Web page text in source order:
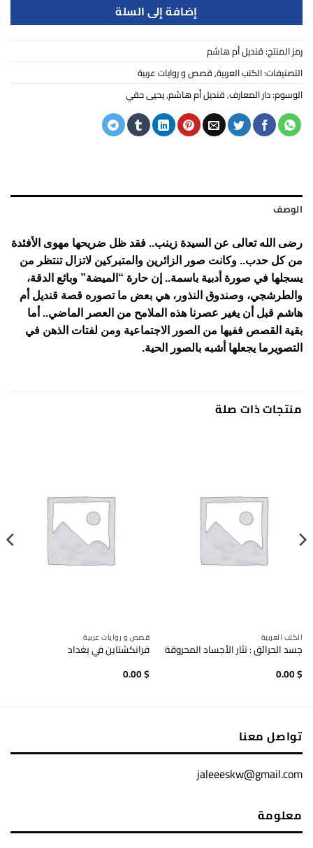
إضافة إلى السلة
رمز المنتج:قنديل أم هاشم
التصنيفات:الكتب العربية,قصص و روايات عربية
الوسوم:دار المعارف,قنديل أم هاشم,يحيى حقي
الوصف
رضى الله تعالى عن السيدة زينب.. فقد ظل ضريحها مهوى الأفئدة
من كل حدب.. وكانت صور الزائرين والمتبركين لاتزال تنتظر من
يسجلها في صورة أدبية باسمة.. إن حارة “الميضة” وبائع الدقة،
والطرشجي، وصندوق النذور، هي بعض ما تصوره قصة قنديل أم
هاشم قبل أن يغير عصرنا هذه الملامح من العصر الماضي.. أما
بقية القصص ففيها من الصور الاجتماعية ومن لفتات الذهن في
التصويرما يجعلها أشبه بالصور الحية.
منتجات ذات صلة
الكتب العربية
جسد الحرائق : نثار الأجساد المحروقة
0.00$
قصص و روايات عربية
فرانكشتاين في بغداد
0.00$
تواصل معنا
jaleeeskw@gmail.com
معلومة